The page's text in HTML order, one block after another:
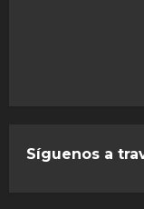
Síguenos a